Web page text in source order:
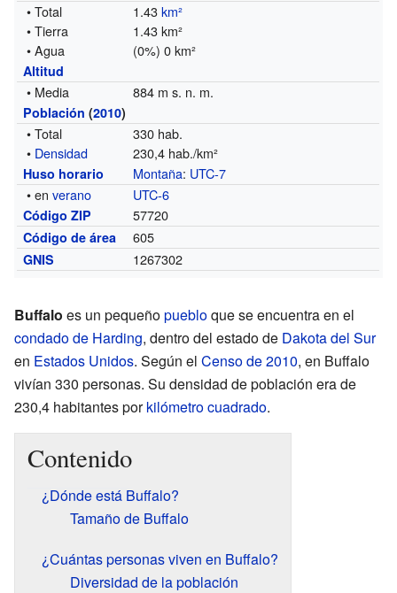
• Total 1.43km²
• Tierra
1.43 km²
• Agua
(0%) 0 km²
Altitud
• Media 884 m s. n. m.
Población (2010)
• Total
330 hab.
• Densidad 230,4 hab./km²
Huso horario Montaña: UTC-7
• enverano UTC-6
Código ZIP 57720
Código de área 605
GNIS 1267302
Buffalo es un pequeñopuebloque se encuentra en el
condado de Harding, dentro del estado de Dakota del Sur
en Estados Unidos. Según el Censo de 2010, en Buffalo
vivían 330 personas. Su densidad de población era de
230,4 habitantes porkilómetro cuadrado.
Contenido
¿Dónde está Buffalo?
Tamaño de Buffalo
¿Cuántas personas viven en Buffalo?
Diversidad de la población